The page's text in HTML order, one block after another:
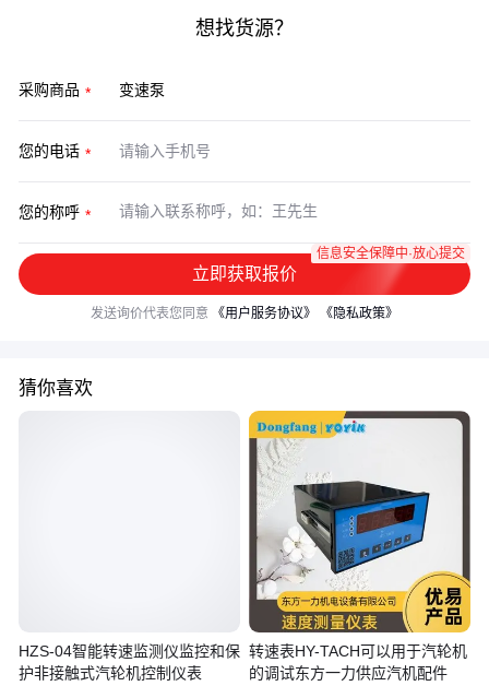
想找货源？
采购商品
您的电话
您的称呼
立即获取报价
信息安全保障中·放心提交
发送询价代表您同意 《用户服务协议》 《隐私政策》
猜你喜欢
HZS-04智能转速监测仪监控和保
护非接触式汽轮机控制仪表
转速表HY-TACH可以用于汽轮机
的调试东方一力供应汽机配件